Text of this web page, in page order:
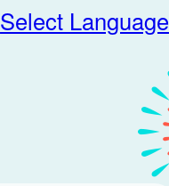
Select Language